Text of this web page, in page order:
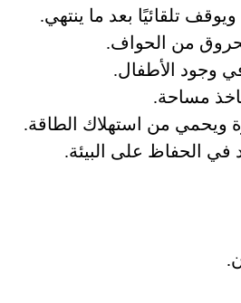
تلقائيًا بعد ما ينتهي.
من الحواف.
وجود الأطفال.
مساحة.
ويحمي من استهلاك الطاقة.
الحفاظ على البيئة.